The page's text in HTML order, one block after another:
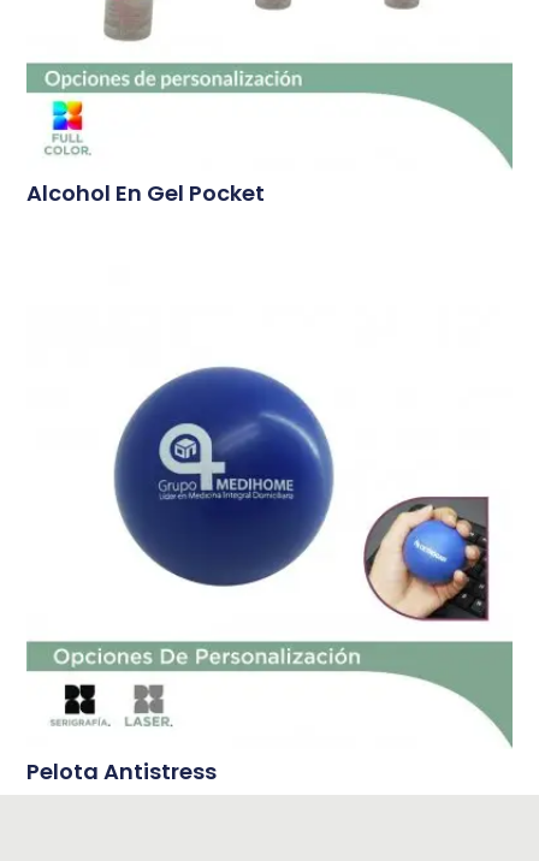
Alcohol En Gel Pocket
Pelota Antistress